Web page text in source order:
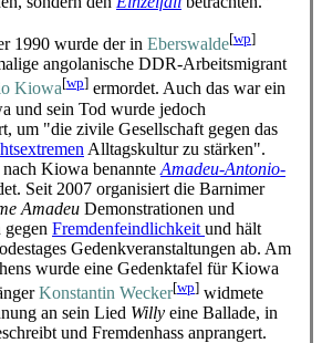
1990 wurde der in Eberswalde[wp]
angolanische DDR-Arbeitsmigrant
Kiowa[wp] ermordet. Auch das war ein
und sein Tod wurde jedoch
um "die zivile Gesellschaft gegen das
Alltagskultur zu stärken".
Kiowa benannte Amadeu-Antonio-
Seit 2007 organisiert die Barnimer
Amadeu Demonstrationen und
gegen Fremden­feind­lichkeit und hält
Gedenk­veranstaltungen ab. Am
wurde eine Gedenktafel für Kiowa
Konstantin Wecker[wp] widmete
an sein Lied Willy eine Ballade, in
und Fremdenhass anprangert.